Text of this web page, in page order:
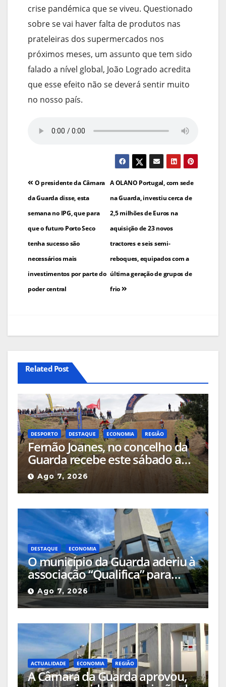
crise pandémica que se viveu. Questionado
sobre se vai haver falta de produtos nas
prateleiras dos supermercados nos
próximos meses, um assunto que tem sido
falado a nível global, João Logrado acredita
que esse efeito não se deverá sentir muito
no nosso país.
Navegação
de
artigos
A OLANO Portugal, com sede
na Guarda, investiu cerca de
2,5 milhões de Euros na
aquisição de 23 novos
tractores e seis semi-
reboques, equipados com a
última geração de grupos de
frio
O presidente da Câmara
da Guarda disse, esta
semana no IPG, que para
que o futuro Porto Seco
tenha sucesso são
necessários mais
investimentos por parte do
poder central
Related Post
DESPORTO DESTAQUE ECONOMIA REGIÃO
Fernão Joanes, no concelho da
Guarda recebe este sábado a
Etapa do Campeonato Nacional
de Supercross
Ago 7, 2026
DESTAQUE ECONOMIA
O município da Guarda aderiu à
associação “Qualifica” para
certificar e valorizar os produtos
locais
Ago 7, 2026
ACTUALIDADE ECONOMIA REGIÃO
A Câmara da Guarda aprovou,